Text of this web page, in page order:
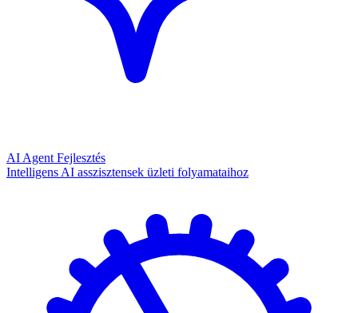
AI Agent Fejlesztés
Intelligens AI asszisztensek üzleti folyamataihoz